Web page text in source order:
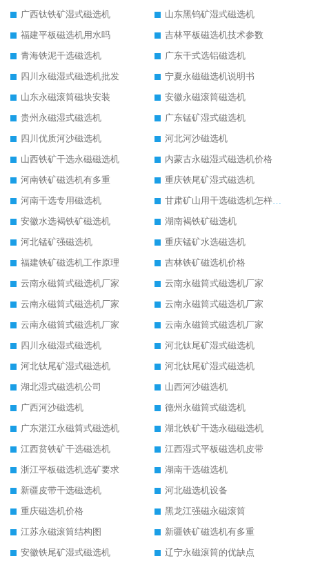
广西钛铁矿湿式磁选机
山东黑钨矿湿式磁选机
福建平板磁选机用水吗
吉林平板磁选机技术参数
青海铁泥干选磁选机
广东干式选铝磁选机
四川永磁湿式磁选机批发
宁夏永磁磁选机说明书
山东永磁滚筒磁块安装
安徽永磁滚筒磁选机
贵州永磁湿式磁选机
广东锰矿湿式磁选机
四川优质河沙磁选机
河北河沙磁选机
山西铁矿干选永磁磁选机
内蒙古永磁湿式磁选机价格
河南铁矿磁选机有多重
重庆铁尾矿湿式磁选机
河南干选专用磁选机
甘肃矿山用干选磁选机怎样调磁
安徽水选褐铁矿磁选机
湖南褐铁矿磁选机
河北锰矿强磁选机
重庆锰矿水选磁选机
福建铁矿磁选机工作原理
吉林铁矿磁选机价格
云南永磁筒式磁选机厂家
云南永磁筒式磁选机厂家
云南永磁筒式磁选机厂家
云南永磁筒式磁选机厂家
云南永磁筒式磁选机厂家
云南永磁筒式磁选机厂家
四川永磁湿式磁选机
河北钛尾矿湿式磁选机
河北钛尾矿湿式磁选机
河北钛尾矿湿式磁选机
湖北湿式磁选机公司
山西河沙磁选机
广西河沙磁选机
德州永磁筒式磁选机
广东湛江永磁筒式磁选机
湖北铁矿干选永磁磁选机
江西贫铁矿干选磁选机
江西湿式平板磁选机皮带
浙江平板磁选机选矿要求
湖南干选磁选机
新疆皮带干选磁选机
河北磁选机设备
重庆磁选机价格
黑龙江强磁永磁滚筒
江苏永磁滚筒结构图
新疆铁矿磁选机有多重
安徽铁尾矿湿式磁选机
辽宁永磁滚筒的优缺点